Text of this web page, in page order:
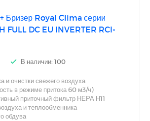
Бризер Royal Clima серии
FULL DC EU INVERTER RCI-
В наличии: 100
и очистки свежего воздуха
в режиме притока 60 м3/ч)
приточный фильтр НЕРА Н11
и теплообменника
обдува